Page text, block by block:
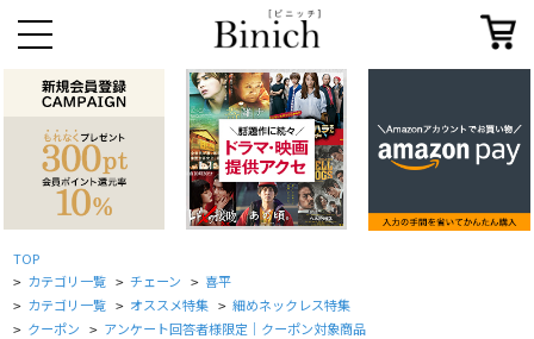
TOP
> カテゴリ一覧 > チェーン > 喜平
> カテゴリ一覧 > オススメ特集 > 細めネックレス特集
> クーポン > アンケート回答者様限定｜クーポン対象商品